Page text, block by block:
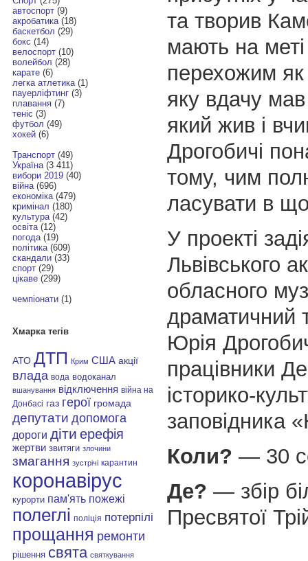
автоспорт(9)
акробатика(18)
баскетбол (29)
бокс (14)
велоспорт(10)
волейбол (28)
карате(6)
легка атлетика(1)
пауерліфтинг(3)
плавання(7)
теніс (3)
футбол (49)
хокей(6)
Транспорт(49)
Україна(3 411)
вибори 2019(40)
війна(696)
економіка(479)
кримінал (180)
культура(42)
освіта(12)
погода(19)
політика(609)
скандали(33)
спорт(29)
цікаве(299)
чемпіонати(1)
Хмарка тегів
АТО ДТП Крим США акції
влада вода водоканал
вшанування відключення війна на
Донбасі газ герої громада
депутати допомога
дороги діти ерефія
жертви звитяги злочини
змагання зустрічі карантин
коронавірус
курорти пам'ять пожежі
полеглі поліція потерпілі
прощання ремонти
рішення свята святкування
та творив
мають на
перехожим як
яку вдачу
який жив і
Дрогобичі
тому, чим
ласувати в
У проекті
Львівського
обласного
драматичний
Юрія
працівники
історико-
заповідника
Коли? — 30
Де? — збір
Пресвятої